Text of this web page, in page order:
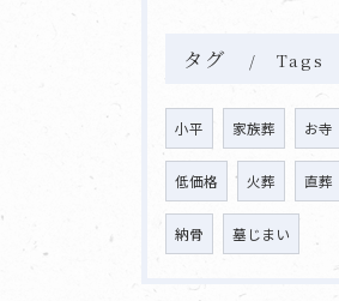
タグ Tags
小平 家族葬 お寺
低価格 火葬 直葬
納骨 墓じまい